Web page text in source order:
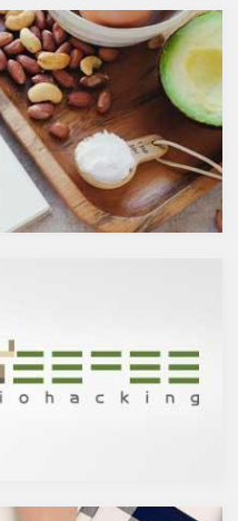
まれるケルセチンが、血中コレ
ステロールを値を抑え心臓病の
リスクを軽減するということを
お伝えしましたが、ケルセチン
には抗菌抗ウィルス作用があり
ウイルスとの闘いを促進する可
能性があると言われています。
また、免疫力の維持に重要な働
きを持つ亜鉛との相乗効果もあ
ると考えられています。今回
は、このケルセチンの健康効果
ない植物化合物であるケルセチ
ンは、ブドウやリンゴなどの果
物や、ブロッコリやトマト、タ
マネギなどの野菜、お蕎麦にも
免疫力を向上させる亜鉛の吸収